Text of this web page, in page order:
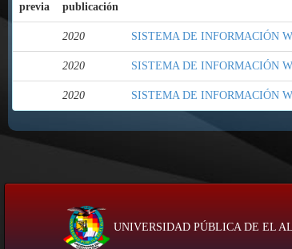
previa
publicación
2020 SISTEMA DE INFORMACIÓN
2020 SISTEMA DE INFORMACIÓN
2020 SISTEMA DE INFORMACIÓN
UNIVERSIDAD PÚBLICA DE EL